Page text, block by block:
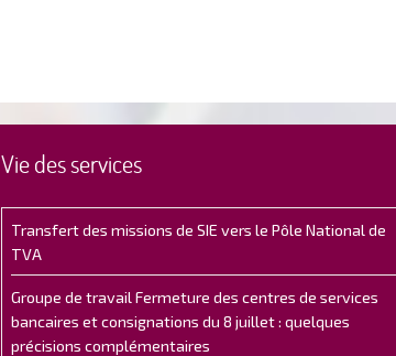
Vie des services
Transfert des missions de SIE vers le Pôle National de
TVA
Groupe de travail Fermeture des centres de services
bancaires et consignations du 8 juillet : quelques
précisions complémentaires